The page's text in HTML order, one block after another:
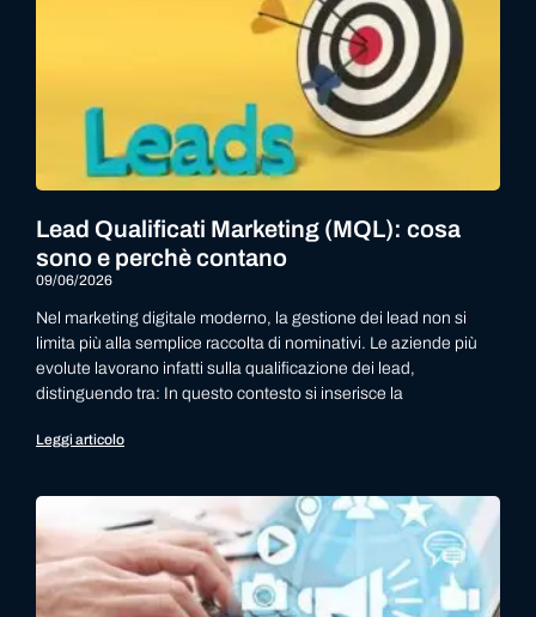
Lead Qualificati Marketing (MQL): cosa
sono e perchè contano
09/06/2026
Nel marketing digitale moderno, la gestione dei lead non si
limita più alla semplice raccolta di nominativi. Le aziende più
evolute lavorano infatti sulla qualificazione dei lead,
distinguendo tra: In questo contesto si inserisce la
Leggi articolo